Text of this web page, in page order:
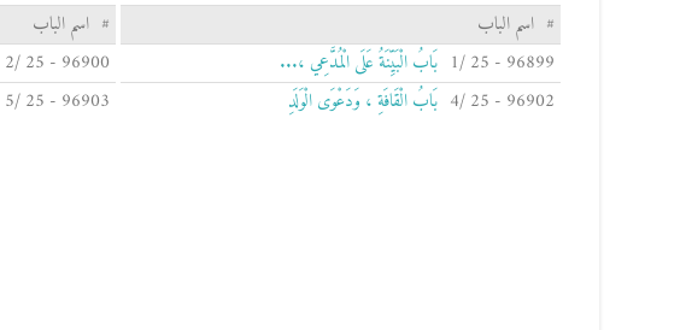
# اسم الباب # اسم الباب
96899 - 25 /1
بَابُ الْبَيِّنَةُ عَلَى الْمُدَّعِي ،... 96900 - 25 /2
96902 - 25 /4
بَابُ الْقَافَةِ ، وَدَعْوَى الْوَلَدِ 96903 - 25 /5